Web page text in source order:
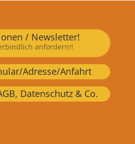
/ Newsletter!
anfordern!!
Adresse/Anfahrt
Datenschutz & Co.